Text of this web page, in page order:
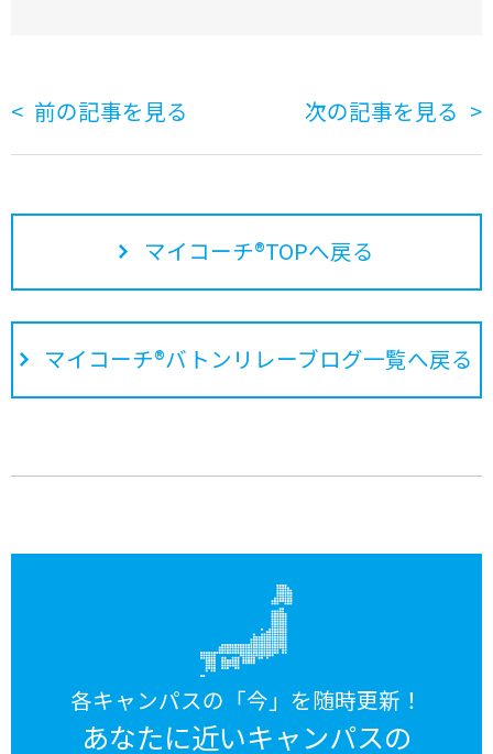
前の記事を見る 次の記事を見る
マイコーチ®TOPへ戻る
マイコーチ®バトンリレーブログ一覧へ戻る
各キャンパスの「今」を随時更新！
あなたに近いキャンパスの